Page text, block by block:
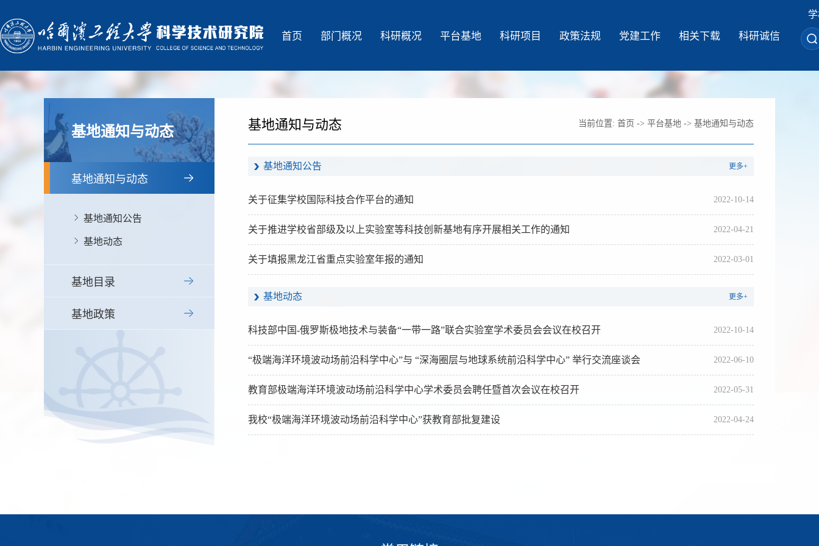
首页 部门概况 科研概况 平台基地 科研项目 政策法规 党建工作 相关下载 科研诚信
基地通知与动态
基地通知与动态
基地通知公告
基地动态
基地目录
基地政策
基地通知与动态 当前位置: 首页 -> 平台基地 -> 基地通知与动态
基地通知公告 更多+
关于征集学校国际科技合作平台的通知 2022-10-14
关于推进学校省部级及以上实验室等科技创新基地有序开展相关工作的通知 2022-04-21
关于填报黑龙江省重点实验室年报的通知 2022-03-01
基地动态 更多+
科技部中国-俄罗斯极地技术与装备“一带一路”联合实验室学术委员会会议在校召开 2022-10-14
“极端海洋环境波动场前沿科学中心”与 “深海圈层与地球系统前沿科学中心” 举行交流座谈会 2022-06-10
教育部极端海洋环境波动场前沿科学中心学术委员会聘任暨首次会议在校召开 2022-05-31
我校“极端海洋环境波动场前沿科学中心”获教育部批复建设 2022-04-24